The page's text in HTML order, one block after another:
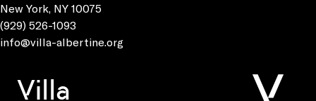
New York, NY 10075
(929) 526-1093
info@villa-albertine.org
Villa